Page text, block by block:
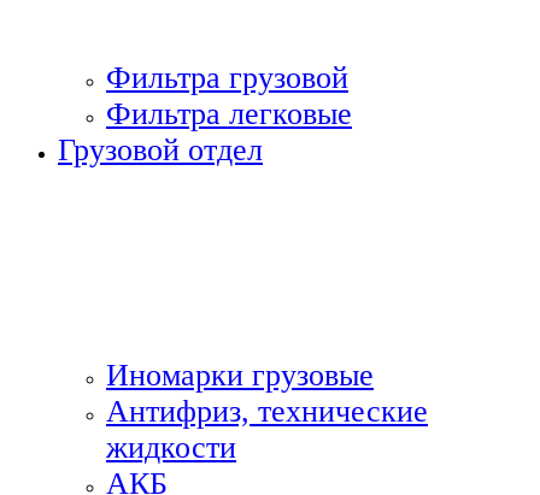
Фильтра грузовой
Фильтра легковые
Грузовой отдел
Иномарки грузовые
Антифриз, технические
жидкости
АКБ